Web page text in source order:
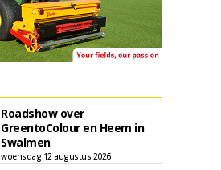
Roadshow over
GreentoColour en Heem in
Swalmen
woensdag 12 augustus 2026